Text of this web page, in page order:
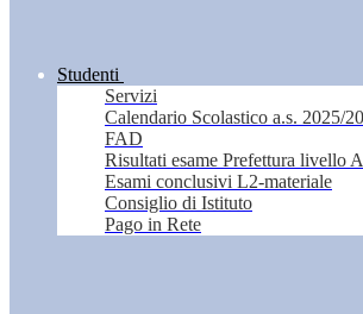
Studenti
Servizi
Calendario Scolastico a.s. 2025/
FAD
Risultati esame Prefettura livello
Esami conclusivi L2-materiale
Consiglio di Istituto
Pago in Rete